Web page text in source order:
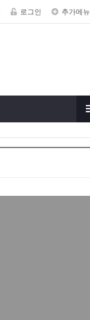
로그인 추가메뉴